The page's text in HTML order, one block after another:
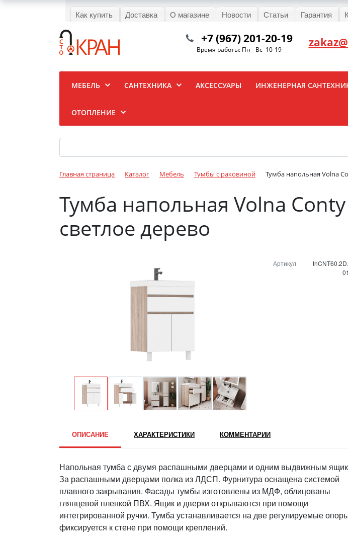
Как купить Доставка О магазине Новости Статьи Гарантия
+7 (967) 201-20-19
Время работы: Пн - Вс 10-19
МЕБЕЛЬ САНТЕХНИКА АКСЕССУАРЫ ИНЖЕНЕРНАЯ
ОТОПЛЕНИЕ
Главная страница Каталог Мебель Тумбы с раковиной Тумба напольная Volna
Тумба напольная Volna
светлое дерево
Артикул
01
ОПИСАНИЕ ХАРАКТЕРИСТИКИ КОММЕНТАРИИ
Напольная тумба с двумя распашными дверцами и одним выдвижным
За распашными дверцами полка из ЛДСП. Фурнитура оснащена системой
плавного закрывания. Фасады тумбы изготовлены из МДФ, облицованы
глянцевой пленкой ПВХ. Ящик и дверки открываются при помощи
интегрированной ручки. Тумба устанавливается на две регулируемые
фиксируется к стене при помощи креплений.